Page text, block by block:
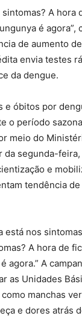
sintomas? A hora
é agora”,
de aumento
envia testes
da dengue.
e óbitos por
o período
meio do
da segunda-
e
tendência
está nos
A hora de
agora.” A
as Unidades
manchas
e dores atrás